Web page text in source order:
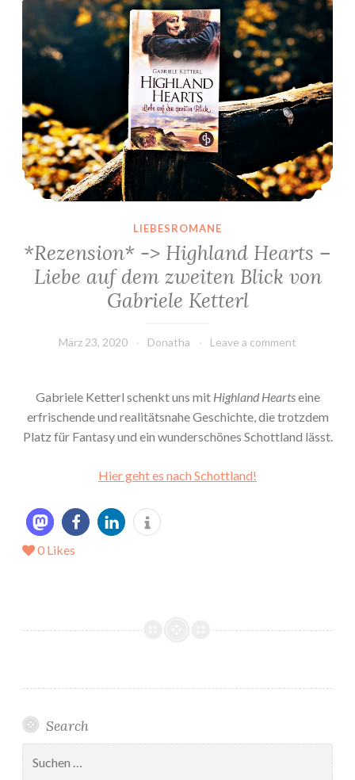
LIEBESROMANE
*Rezension* -> Highland Hearts –
Liebe auf dem zweiten Blick von
Gabriele Ketterl
März 23, 2020 Donatha Leave a comment
Gabriele Ketterl schenkt uns mit Highland Heartseine
erfrischende und realitätsnahe Geschichte, die trotzdem
Platz für Fantasy und ein wunderschönes Schottland lässt.
Hier geht es nach Schottland!
0 Likes
Search
nach: